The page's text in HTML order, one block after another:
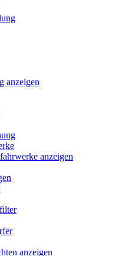
anzeigen
anzeigen
anzeigen